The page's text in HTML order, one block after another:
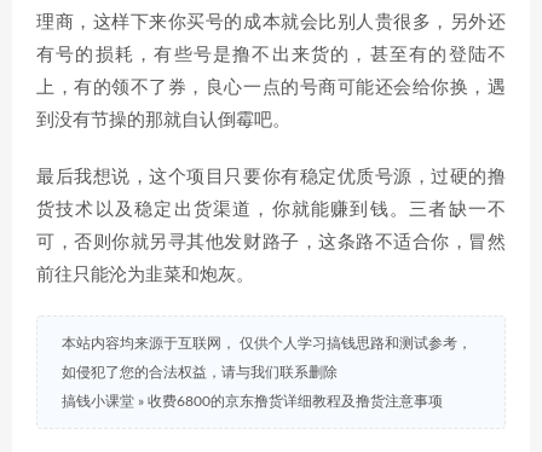
理商，这样下来你买号的成本就会比别人贵很多，另外还
有号的损耗，有些号是撸不出来货的，甚至有的登陆不
上，有的领不了券，良心一点的号商可能还会给你换，遇
到没有节操的那就自认倒霉吧。
最后我想说，这个项目只要你有稳定优质号源，过硬的撸
货技术以及稳定出货渠道，你就能赚到钱。三者缺一不
可，否则你就另寻其他发财路子，这条路不适合你，冒然
前往只能沦为韭菜和炮灰。
本站内容均来源于互联网， 仅供个人学习搞钱思路和测试参考，
如侵犯了您的合法权益，请与我们联系删除
搞钱小课堂 » 收费6800的京东撸货详细教程及撸货注意事项